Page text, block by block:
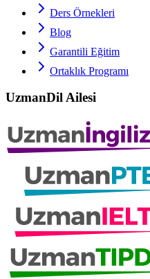
Ders Örnekleri
Blog
Garantili Eğitim
Ortaklık Programı
UzmanDil Ailesi